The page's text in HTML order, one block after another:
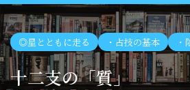
◎星とともに走る ・占技の基本
十二支の「質」